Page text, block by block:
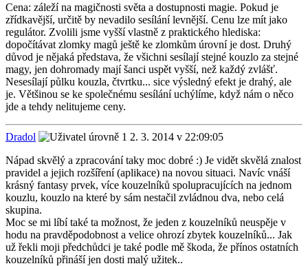
Cena: záleží na magičnosti světa a dostupnosti magie. Pokud je
zřídkavější, určitě by nevadilo sesílání levnější. Cenu lze mít jako
regulátor. Zvolili jsme vyšší vlastně z praktického hlediska:
dopočítávat zlomky magů ještě ke zlomkům úrovní je dost. Druhý
důvod je nějaká představa, že všichni sesílají stejné kouzlo za stejné
magy, jen dohromady mají šanci uspět vyšší, než každý zvlášť.
Nesesílají půlku kouzla, čtvrtku... sice výsledný efekt je drahý, ale
je. Většinou se ke společnému sesílání uchýlíme, když nám o něco
jde a tehdy nelitujeme ceny.
Dradol
2. 3. 2014 v 22:09:05
Nápad skvělý a zpracování taky moc dobré :) Je vidět skvělá znalost
pravidel a jejich rozšíření (aplikace) na novou situaci. Navíc vnáší
krásný fantasy prvek, více kouzelníků spolupracujících na jednom
kouzlu, kouzlo na které by sám nestačil zvládnou dva, nebo celá
skupina.
Moc se mi líbí také ta možnost, že jeden z kouzelníků neuspěje v
hodu na pravděpodobnost a velice ohrozí zbytek kouzelníků... Jak
už řekli moji předchůdci je také podle mě škoda, že přínos ostatních
kouzelníků přináší jen dosti malý užitek..